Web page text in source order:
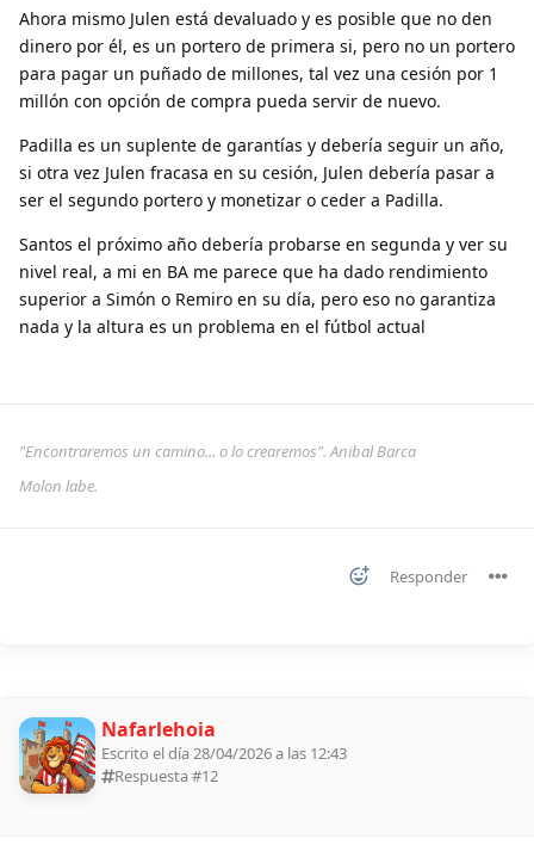
Ahora mismo Julen está devaluado y es posible que no den
dinero por él, es un portero de primera si, pero no un portero
para pagar un puñado de millones, tal vez una cesión por 1
millón con opción de compra pueda servir de nuevo.
Padilla es un suplente de garantías y debería seguir un año,
si otra vez Julen fracasa en su cesión, Julen debería pasar a
ser el segundo portero y monetizar o ceder a Padilla.
Santos el próximo año debería probarse en segunda y ver su
nivel real, a mi en BA me parece que ha dado rendimiento
superior a Simón o Remiro en su día, pero eso no garantiza
nada y la altura es un problema en el fútbol actual
"Encontraremos un camino... o lo crearemos". Anibal Barca
Molon labe.
Responder
Nafarlehoia
Escrito el día 28/04/2026 a las 12:43
Respuesta #12